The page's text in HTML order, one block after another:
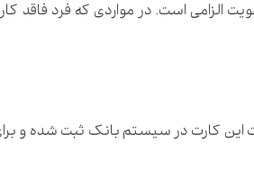
الزامی است. در مواردی که فرد فاقد
این کارت در سیستم بانک ثبت شده و